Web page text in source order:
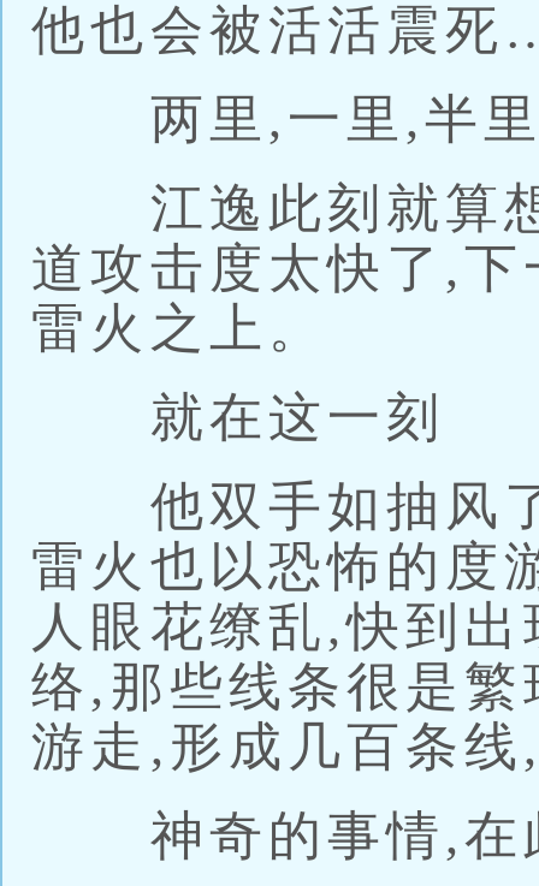
他也会被活活震
两里,一里,半
江逸此刻就算想
道攻击度太快了,
雷火之上。
就在这一刻
他双手如抽风了
雷火也以恐怖的度
人眼花缭乱,快到
络,那些线条很是
游走,形成几百条
神奇的事情,在